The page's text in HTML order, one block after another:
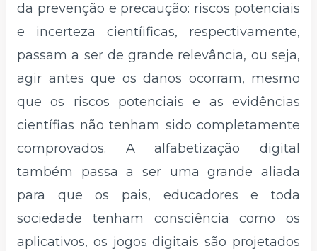
da prevenção e precaução: riscos potenciais
e incerteza cientíificas, respectivamente,
passam a ser de grande relevância, ou seja,
agir antes que os danos ocorram, mesmo
que os riscos potenciais e as evidências
científias não tenham sido completamente
comprovados. A alfabetização digital
também passa a ser uma grande aliada
para que os pais, educadores e toda
sociedade tenham consciência como os
aplicativos, os jogos digitais são projetados